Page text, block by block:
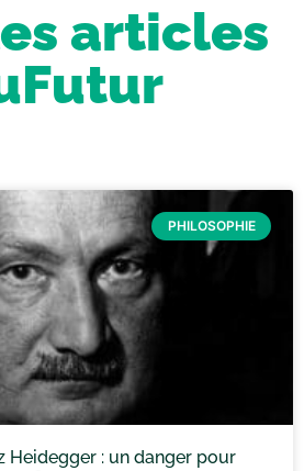
articles
PHILOSOPHIE
Heidegger : un danger pour